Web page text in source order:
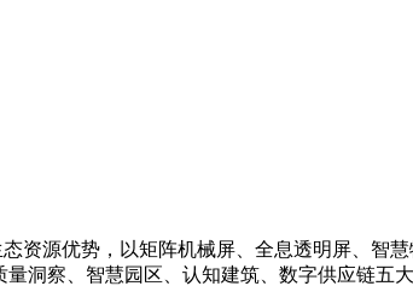
资源优势，以矩阵机械屏、全息透明屏、智
洞察、智慧园区、认知建筑、数字供应链五大